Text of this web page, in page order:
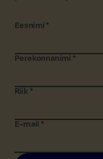
Eesnimi *
Perekonnanimi *
Riik *
E-mail *